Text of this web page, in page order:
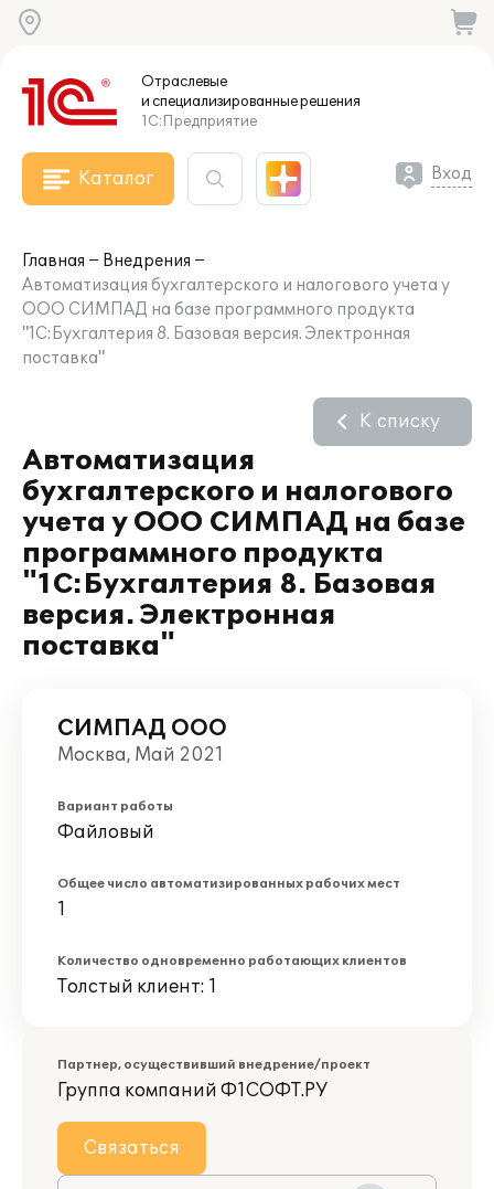
Отраслевые
и специализированныерешения
1С:Предприятие
Каталог Вход
Главная
Внедрения
Автоматизация бухгалтерского и налогового учета у
ООО СИМПАД на базе программного продукта
"1С:Бухгалтерия 8. Базовая версия. Электронная
поставка"
Автоматизация
бухгалтерского и налогового
учета у ООО СИМПАД на базе
программного продукта
"1С:Бухгалтерия 8. Базовая
версия. Электронная
поставка"
К списку
СИМПАД ООО
Москва, Май 2021
Вариант работы
Файловый
Общее число автоматизированных рабочих мест
1
Количество одновременно работающих клиентов
Толстый клиент: 1
Партнер, осуществивший внедрение/проект
Группа компаний Ф1СОФТ.РУ
Связаться